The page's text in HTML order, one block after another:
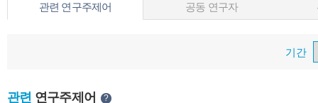
관련 연구주제어 공동 연구자
기간
관련 연구주제어 ?